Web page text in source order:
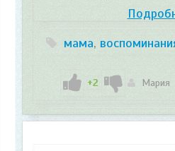
мама,
+2 Мария